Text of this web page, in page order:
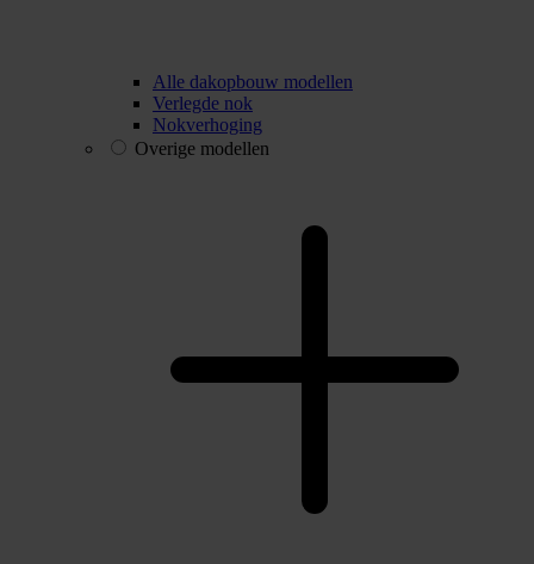
Alle dakopbouw modellen
Verlegde nok
Nokverhoging
Overige modellen